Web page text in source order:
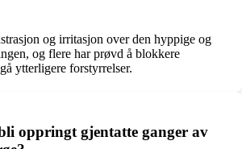
og irritasjon over den hyppige og
og flere har prøvd å blokkere
ytterligere forstyrrelser.
oppringt gjentatte ganger av